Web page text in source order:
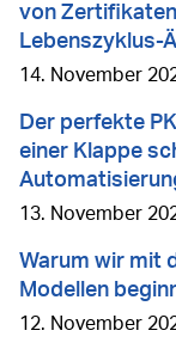
von
Lebenszyklus-
14. November
Der perfekte
einer Klappe
13. November
Warum wir mit
Modellen
12. November